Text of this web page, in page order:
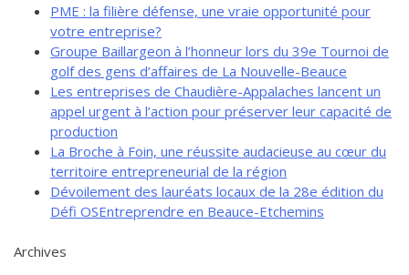
PME : la filière défense, une vraie opportunité pour
votre entreprise?
Groupe Baillargeon à l’honneur lors du 39e Tournoi de
golf des gens d’affaires de La Nouvelle-Beauce
Les entreprises de Chaudière-Appalaches lancent un
appel urgent à l’action pour préserver leur capacité de
production
La Broche à Foin, une réussite audacieuse au cœur du
territoire entrepreneurial de la région
Dévoilement des lauréats locaux de la 28e édition du
Défi OSEntreprendre en Beauce-Etchemins
Archives